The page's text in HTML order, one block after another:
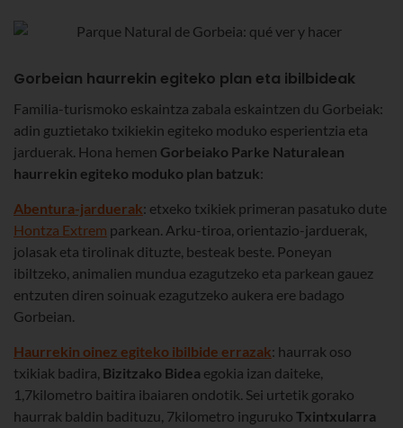
Gorbeian haurrekin egiteko plan eta ibilbideak
Familia-turismoko eskaintza zabala eskaintzen du Gorbeiak:
adin guztietako txikiekin egiteko moduko esperientzia eta
jarduerak. Hona hemen Gorbeiako Parke Naturalean
haurrekin egiteko moduko plan batzuk:
Abentura-jarduerak: etxeko txikiek primeran pasatuko dute
Hontza Extrem parkean. Arku-tiroa, orientazio-jarduerak,
jolasak eta tirolinak dituzte, besteak beste. Poneyan
ibiltzeko, animalien mundua ezagutzeko eta parkean gauez
entzuten diren soinuak ezagutzeko aukera ere badago
Gorbeian.
Haurrekin oinez egiteko ibilbide errazak: haurrak oso
txikiak badira, Bizitzako Bidea egokia izan daiteke,
1,7kilometro baitira ibaiaren ondotik. Sei urtetik gorako
haurrak baldin badituzu, 7kilometro inguruko Txintxularra